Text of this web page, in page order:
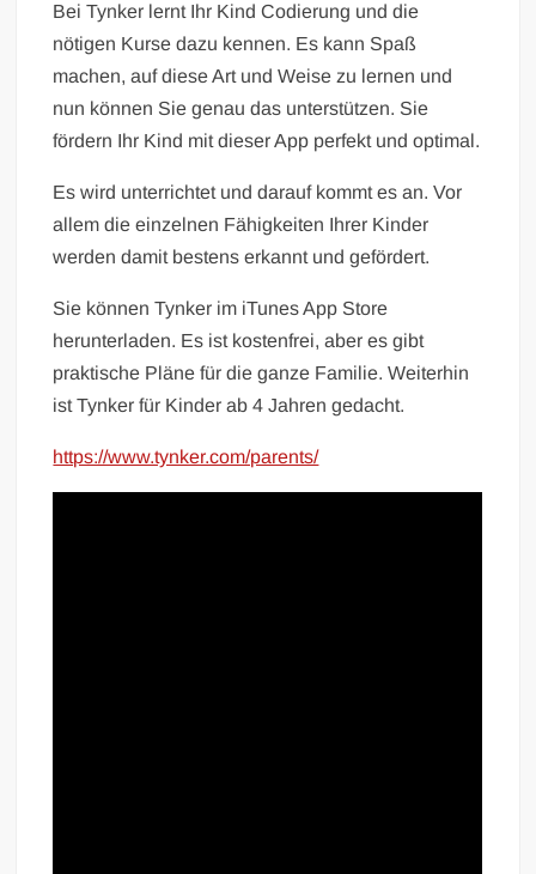
Bei Tynker lernt Ihr Kind Codierung und die
nötigen Kurse dazu kennen. Es kann Spaß
machen, auf diese Art und Weise zu lernen und
nun können Sie genau das unterstützen. Sie
fördern Ihr Kind mit dieser App perfekt und optimal.
Es wird unterrichtet und darauf kommt es an. Vor
allem die einzelnen Fähigkeiten Ihrer Kinder
werden damit bestens erkannt und gefördert.
Sie können Tynker im iTunes App Store
herunterladen. Es ist kostenfrei, aber es gibt
praktische Pläne für die ganze Familie. Weiterhin
ist Tynker für Kinder ab 4 Jahren gedacht.
https://www.tynker.com/parents/